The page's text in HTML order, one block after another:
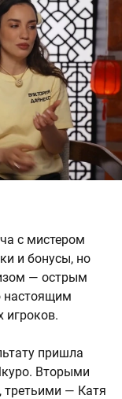
с мистером
и бонусы, но
— острым
настоящим
пришла
Вторыми
третьими — Катя